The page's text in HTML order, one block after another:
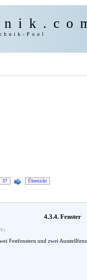
Pool
37 Übersicht
4.3.4. Fenster
Festfenstern und zwei